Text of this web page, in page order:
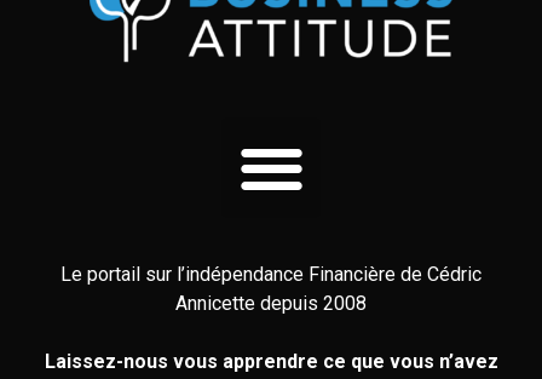
Le portail sur l’indépendance Financière de Cédric
Annicette depuis 2008
Laissez-nous vous apprendre ce que vous n’avez